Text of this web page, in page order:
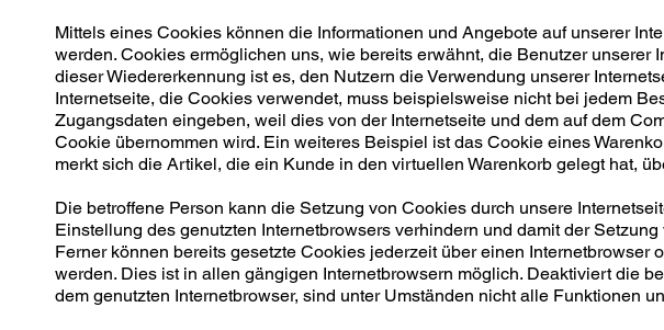
Mittels eines Cookies können die Informationen und Angebote auf unserer
werden. Cookies ermöglichen uns, wie bereits erwähnt, die Benutzer unserer
dieser Wiedererkennung ist es, den Nutzern die Verwendung unserer
Internetseite, die Cookies verwendet, muss beispielsweise nicht bei jedem
Zugangsdaten eingeben, weil dies von der Internetseite und dem auf dem
Cookie übernommen wird. Ein weiteres Beispiel ist das Cookie eines
merkt sich die Artikel, die ein Kunde in den virtuellen Warenkorb gelegt hat,
Die betroffene Person kann die Setzung von Cookies durch unsere
Einstellung des genutzten Internetbrowsers verhindern und damit der
Ferner können bereits gesetzte Cookies jederzeit über einen Internetbrowser
werden. Dies ist in allen gängigen Internetbrowsern möglich. Deaktiviert die
dem genutzten Internetbrowser, sind unter Umständen nicht alle Funktionen